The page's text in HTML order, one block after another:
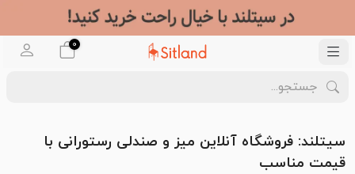
0
سیتلند: فروشگاه آنلاین میز و صندلی رستورانی با
قیمت مناسب